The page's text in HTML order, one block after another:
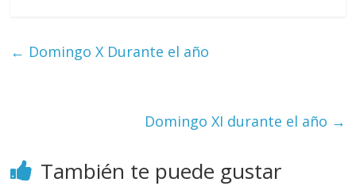
← Domingo X Durante el año
Domingo XI durante el año →
También te puede gustar